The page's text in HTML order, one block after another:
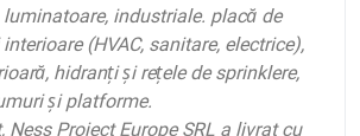
luminatoare, industriale. placă de
(HVAC, sanitare, electrice),
hidranți și rețele de sprinklere,
și platforme.
Ness Proiect Europe SRL a livrat cu